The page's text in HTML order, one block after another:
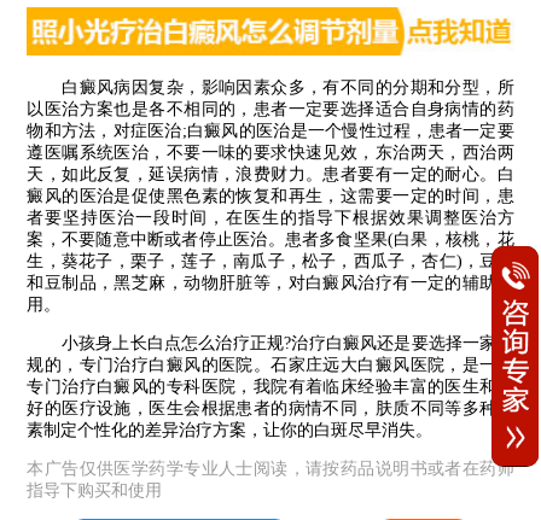
白癜风病因复杂，影响因素众多，有不同的分期和分型，所
以医治方案也是各不相同的，患者一定要选择适合自身病情的药
物和方法，对症医治;白癜风的医治是一个慢性过程，患者一定要
遵医嘱系统医治，不要一味的要求快速见效，东治两天，西治两
天，如此反复，延误病情，浪费财力。患者要有一定的耐心。白
癜风的医治是促使黑色素的恢复和再生，这需要一定的时间，患
者要坚持医治一段时间，在医生的指导下根据效果调整医治方
案，不要随意中断或者停止医治。患者多食坚果(白果，核桃，花
生，葵花子，栗子，莲子，南瓜子，松子，西瓜子，杏仁)，豆类
和豆制品，黑芝麻，动物肝脏等，对白癜风治疗有一定的辅助作
用。
小孩身上长白点怎么治疗正规?治疗白癜风还是要选择一家正
规的，专门治疗白癜风的医院。石家庄远大白癜风医院，是一家
专门治疗白癜风的专科医院，我院有着临床经验丰富的医生和较
好的医疗设施，医生会根据患者的病情不同，肤质不同等多种因
素制定个性化的差异治疗方案，让你的白斑尽早消失。
本广告仅供医学药学专业人士阅读，请按药品说明书或者在药师
指导下购买和使用